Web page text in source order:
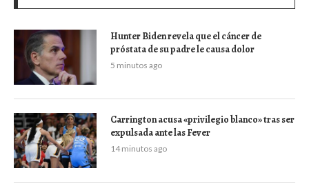
Hunter Biden revela que el cáncer de
próstata de su padre le causa dolor
5 minutos ago
Carrington acusa «privilegio blanco» tras ser
expulsada ante las Fever
14 minutos ago